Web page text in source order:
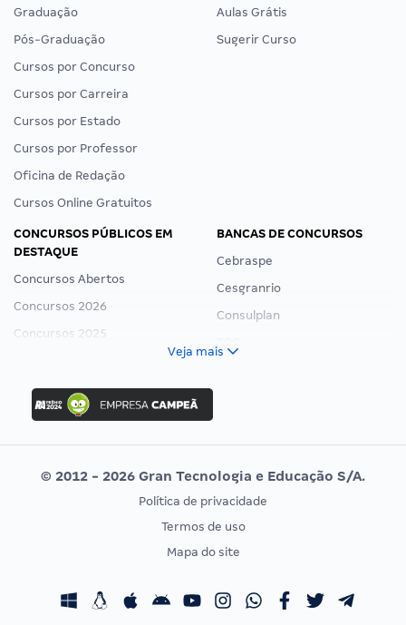
Graduação
Pós-Graduação
Cursos por Concurso
Cursos por Carreira
Cursos por Estado
Cursos por Professor
Oficina de Redação
Cursos Online Gratuitos
Aulas Grátis
Sugerir Curso
CONCURSOS PÚBLICOS EM
DESTAQUE
Concursos Abertos
Concursos 2026
Concursos 2025
Concurso Ibama
Concurso MPU
Editais publicados
BANCAS DE CONCURSOS
Cebraspe
Cesgranrio
Consulplan
Vunesp
CONCURSOS POR PROFISSÃO
Concursos Fiscais
EXAME DE ORDEM
Calendário OAB
Veja mais
© 2012 - 2026 Gran Tecnologia e Educação S/A.
Política de privacidade
Termos de uso
Mapa do site